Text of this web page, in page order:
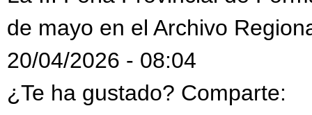
de mayo en el Archivo
20/04/2026 - 08:04
¿Te ha gustado? Comparte: